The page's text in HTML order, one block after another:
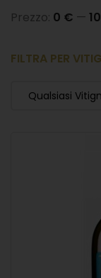
Prezzo: 0 € —
FILTRA PER
Qualsiasi